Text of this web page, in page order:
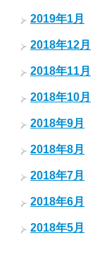
2019年1月
2018年12月
2018年11月
2018年10月
2018年9月
2018年8月
2018年7月
2018年6月
2018年5月